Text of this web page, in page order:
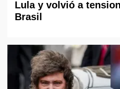
Lula y volvió a
Brasil